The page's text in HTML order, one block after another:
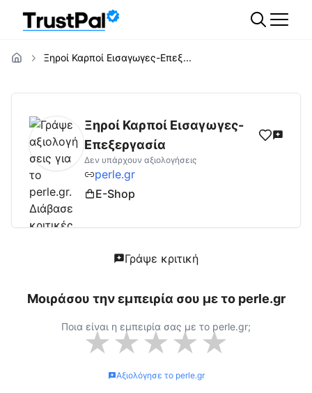
Ξηροί Καρποί Εισαγωγες-Επεξ...
perle.grΑξιολογήσεις | Δες Αξιολογήσεις
Ξηροί Καρποί Εισαγωγες-
Επεξεργασία
Δεν υπάρχουν αξιολογήσεις
perle.gr
E-Shop
Γράψε κριτική
Μοιράσου την εμπειρία σου με το perle.gr
Ποια είναι η εμπειρία σας με το perle.gr;
★★★★★
Αξιολόγησε το perle.gr